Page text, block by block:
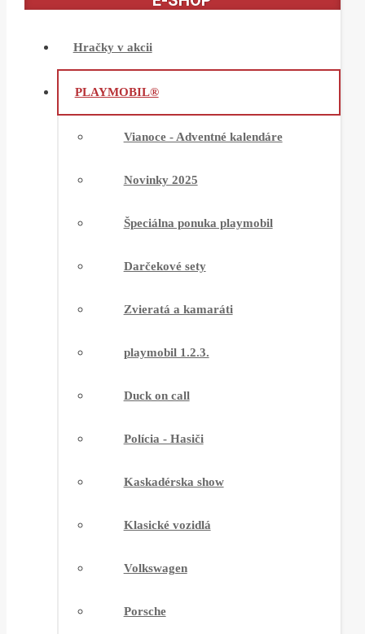
Hračky v akcii
PLAYMOBIL®
Vianoce - Adventné kalendáre
Novinky 2025
Špeciálna ponuka playmobil
Darčekové sety
Zvieratá a kamaráti
playmobil 1.2.3.
Duck on call
Polícia - Hasiči
Kaskadérska show
Klasické vozidlá
Volkswagen
Porsche